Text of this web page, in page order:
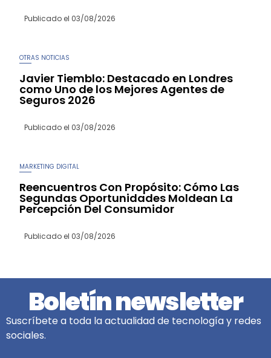
Publicado el 03/08/2026
OTRAS NOTICIAS
Javier Tiemblo: Destacado en Londres
como Uno de los Mejores Agentes de
Seguros 2026
Publicado el 03/08/2026
MARKETING DIGITAL
Reencuentros Con Propósito: Cómo Las
Segundas Oportunidades Moldean La
Percepción Del Consumidor
Publicado el 03/08/2026
Boletín newsletter
Suscríbete a toda la actualidad de tecnología y redes
sociales.